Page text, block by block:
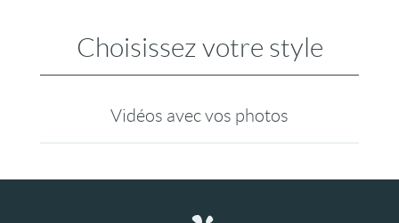
Choisissez votre style
Vidéos avec vos photos